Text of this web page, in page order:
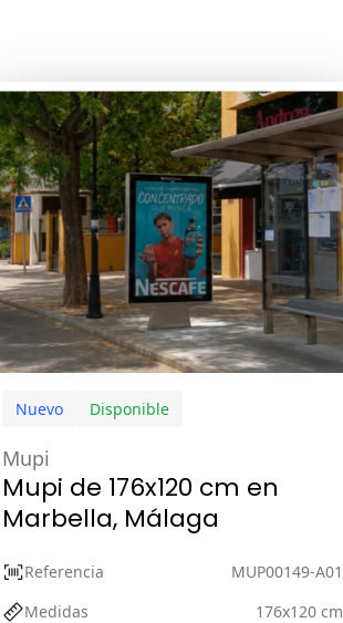
Nuevo Disponible
Mupi
Mupi de 176x120 cm en
Marbella, Málaga
Referencia
MUP00149-A01
Medidas
176x120 cm